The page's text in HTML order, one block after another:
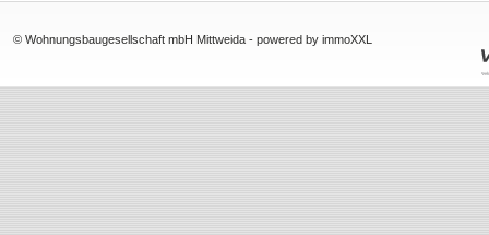
© Wohnungsbaugesellschaft mbH Mittweida -powered by immoXXL